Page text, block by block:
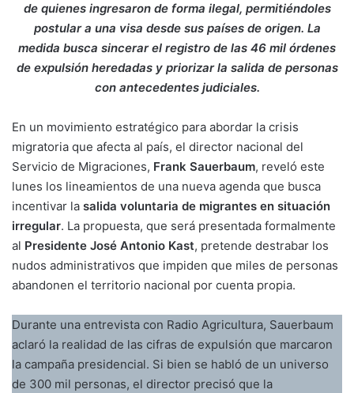
de quienes ingresaron de forma ilegal, permitiéndoles
postular a una visa desde sus países de origen. La
medida busca sincerar el registro de las 46 mil órdenes
de expulsión heredadas y priorizar la salida de personas
con antecedentes judiciales.
En un movimiento estratégico para abordar la crisis
migratoria que afecta al país, el director nacional del
Servicio de Migraciones, Frank Sauerbaum, reveló este
lunes los lineamientos de una nueva agenda que busca
incentivar la salida voluntaria de migrantes en situación
irregular. La propuesta, que será presentada formalmente
al Presidente José Antonio Kast, pretende destrabar los
nudos administrativos que impiden que miles de personas
abandonen el territorio nacional por cuenta propia.
Durante una entrevista con Radio Agricultura, Sauerbaum
aclaró la realidad de las cifras de expulsión que marcaron
la campaña presidencial. Si bien se habló de un universo
de 300 mil personas, el director precisó que la